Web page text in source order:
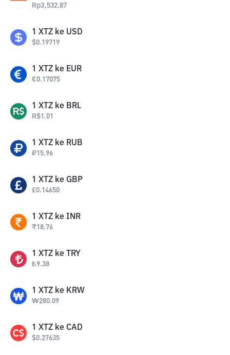
Rp3,532.87
1 XTZ ke USD
$0.19719
1 XTZ ke EUR
€0.17075
1 XTZ ke BRL
R$1.01
1 XTZ ke RUB
₽15.96
1 XTZ ke GBP
£0.14650
1 XTZ ke INR
₹18.76
1 XTZ ke TRY
₺9.38
1 XTZ ke KRW
₩280.09
1 XTZ ke CAD
$0.27635